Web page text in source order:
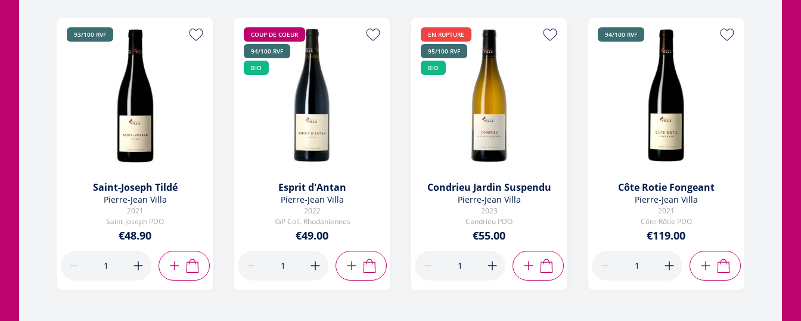
93/100 RVF
Saint-Joseph Tildé
Pierre-Jean Villa
2021
Saint-Joseph PDO
€48.90
ADD TO CART
COUP DE COEUR
94/100 RVF
BIO
Esprit d'Antan
Pierre-Jean Villa
2022
IGP Coll. Rhodaniennes
€49.00
ADD TO CART
EN RUPTURE
95/100 RVF
BIO
Condrieu Jardin Suspendu
Pierre-Jean Villa
2023
Condrieu PDO
€55.00
ADD TO CART
94/100 RVF
Côte Rotie Fongeant
Pierre-Jean Villa
2021
Côte-Rôtie PDO
€119.00
ADD TO CART